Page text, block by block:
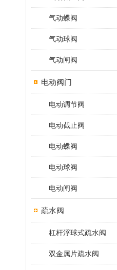
气动蝶阀
气动球阀
气动闸阀
电动阀门
电动调节阀
电动截止阀
电动蝶阀
电动球阀
电动闸阀
疏水阀
杠杆浮球式疏水阀
双金属片疏水阀